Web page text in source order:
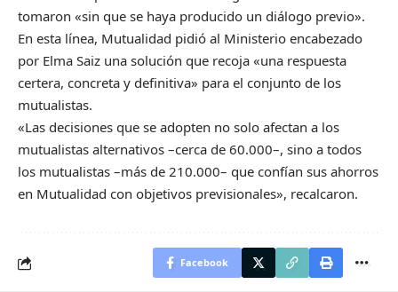
tomaron «sin que se haya producido un diálogo previo».
En esta línea, Mutualidad pidió al Ministerio encabezado
por Elma Saiz una solución que recoja «una respuesta
certera, concreta y definitiva» para el conjunto de los
mutualistas.
«Las decisiones que se adopten no solo afectan a los
mutualistas alternativos –cerca de 60.000–, sino a todos
los mutualistas –más de 210.000– que confían sus ahorros
en Mutualidad con objetivos previsionales», recalcaron.
Facebook